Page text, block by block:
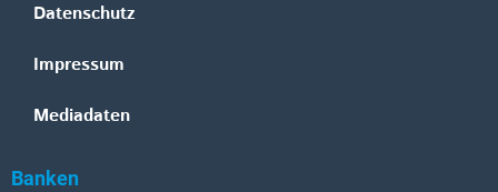
Datenschutz
Impressum
Mediadaten
Banken